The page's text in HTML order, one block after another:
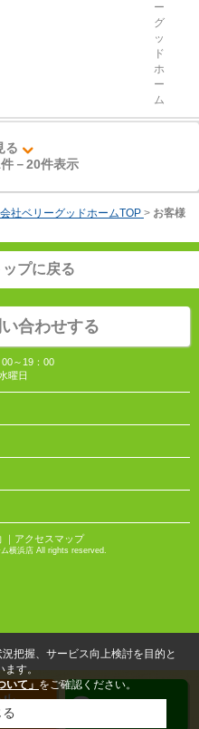
ー
グ
ッ
ド
ホ
ー
ム
る
件－20件表示
社ベリーグッドホームTOP > お客様
プに戻る
合わせする
～19：00
曜日
｜ アクセスマップ
横浜店 All rights reserved.
把握、サービス向上検討を目的と
す。
いて」 をご確認ください。